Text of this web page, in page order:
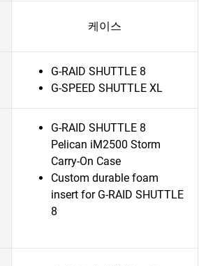
케이스
G-RAID SHUTTLE 8
G-SPEED SHUTTLE XL
G-RAID SHUTTLE 8
Pelican iM2500 Storm
Carry-On Case
Custom durable foam
insert for G-RAID SHUTTLE
8